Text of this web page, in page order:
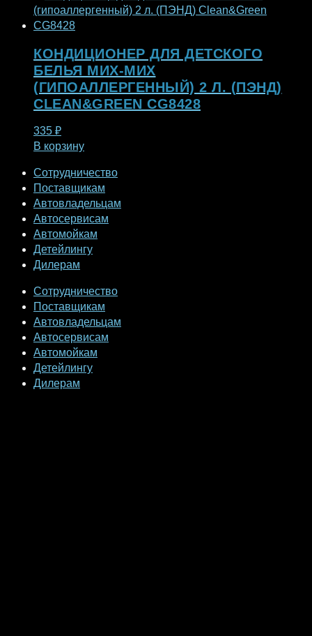
КОНДИЦИОНЕР ДЛЯ ДЕТСКОГО
БЕЛЬЯ МИХ-МИХ
(ГИПОАЛЛЕРГЕННЫЙ) 2 Л. (ПЭНД)
CLEAN&GREEN CG8428
335 ₽
В корзину
Сотрудничество
Поставщикам
Автовладельцам
Автосервисам
Автомойкам
Детейлингу
Дилерам
Сотрудничество
Поставщикам
Автовладельцам
Автосервисам
Автомойкам
Детейлингу
Дилерам